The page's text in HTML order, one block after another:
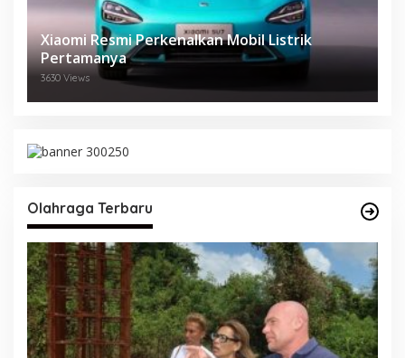
Xiaomi Resmi Perkenalkan Mobil Listrik
Pertamanya
3630 Views
Olahraga Terbaru